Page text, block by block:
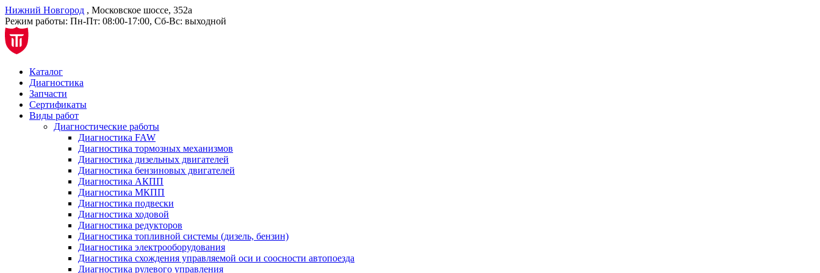
Нижний Новгород , Московское шоссе, 352а
Режим работы: Пн-Пт: 08:00-17:00, Сб-Вс: выходной
Каталог
Диагностика
Запчасти
Сертификаты
Виды работ
Диагностические работы
Диагностика FAW
Диагностика тормозных механизмов
Диагностика дизельных двигателей
Диагностика бензиновых двигателей
Диагностика АКПП
Диагностика МКПП
Диагностика подвески
Диагностика ходовой
Диагностика редукторов
Диагностика топливной системы (дизель, бензин)
Диагностика электрооборудования
Диагностика схождения управляемой оси и соосности автопоезда
Диагностика рулевого управления